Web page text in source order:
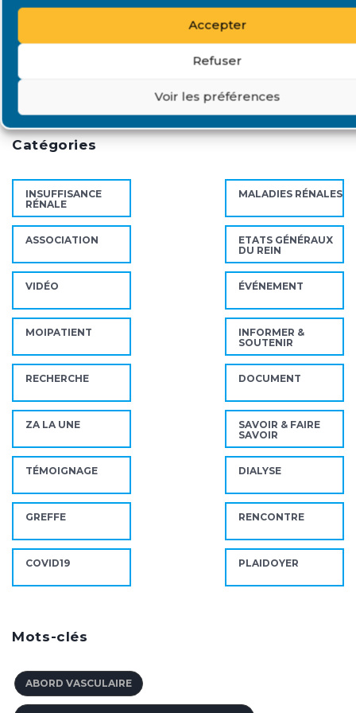
Accepter
Refuser
Voir les préférences
EN SAVOIR PLUS
Catégories
INSUFFISANCE
RÉNALE
MALADIES RÉNALES
ASSOCIATION
ETATS GÉNÉRAUX
DU REIN
VIDÉO ÉVÉNEMENT
MOIPATIENT
INFORMER &
SOUTENIR
RECHERCHE DOCUMENT
ZA LA UNE
SAVOIR & FAIRE
SAVOIR
TÉMOIGNAGE DIALYSE
GREFFE RENCONTRE
COVID19 PLAIDOYER
Mots-clés
ABORD VASCULAIRE